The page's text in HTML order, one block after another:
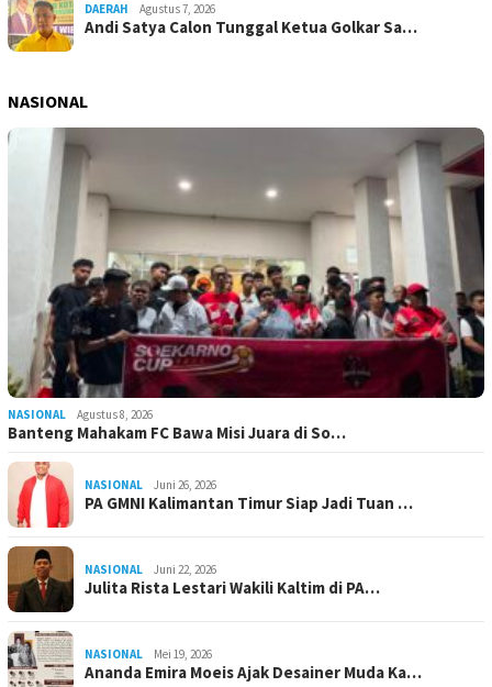
DAERAH Agustus 7, 2026
Andi Satya Calon Tunggal Ketua Golkar Sa…
NASIONAL
NASIONAL Agustus 8, 2026
Banteng Mahakam FC Bawa Misi Juara di So…
NASIONAL Juni 26, 2026
PA GMNI Kalimantan Timur Siap Jadi Tuan …
NASIONAL Juni 22, 2026
Julita Rista Lestari Wakili Kaltim di PA…
NASIONAL Mei 19, 2026
Ananda Emira Moeis Ajak Desainer Muda Ka…